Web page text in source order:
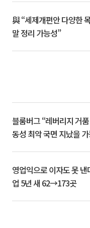
與 “세제개편안 다양한
말 정리 가능성”
블룸버그 “레버리지 거
동성 최악 국면 지났을
영업익으로 이자도 못
업 5년 새 62→173곳